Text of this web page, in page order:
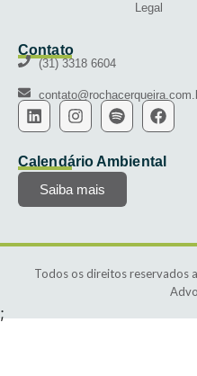
Legal
Contato
(31) 3318 6604
Calendário Ambiental
Saiba mais
Todos os direitos reservados
;